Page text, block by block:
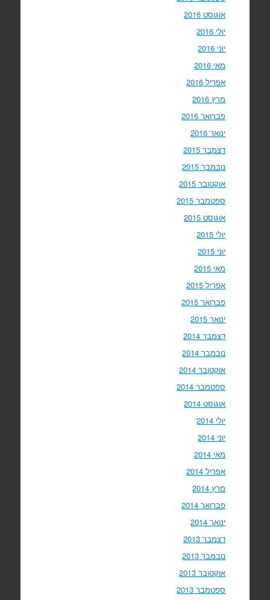
אוגוסט 2016
יולי 2016
יוני 2016
מאי 2016
אפריל 2016
מרץ 2016
פברואר 2016
ינואר 2016
דצמבר 2015
נובמבר 2015
אוקטובר 2015
ספטמבר 2015
אוגוסט 2015
יולי 2015
יוני 2015
מאי 2015
אפריל 2015
פברואר 2015
ינואר 2015
דצמבר 2014
נובמבר 2014
אוקטובר 2014
ספטמבר 2014
אוגוסט 2014
יולי 2014
יוני 2014
מאי 2014
אפריל 2014
מרץ 2014
פברואר 2014
ינואר 2014
דצמבר 2013
נובמבר 2013
אוקטובר 2013
ספטמבר 2013